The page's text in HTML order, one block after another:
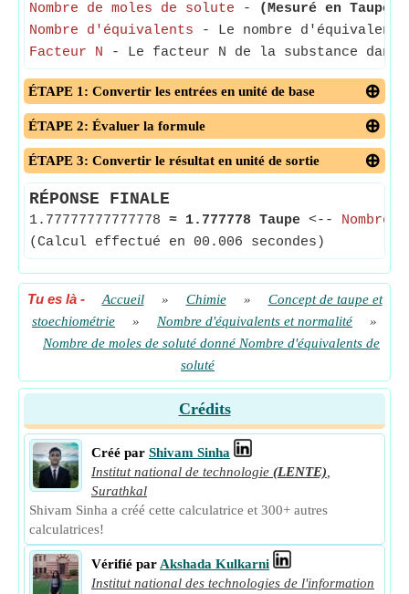
Nombre de moles de solute - (Mesuré en Taupe)
Nombre d'équivalents - Le nombre
Facteur N - Le facteur N de la substance dans
ÉTAPE 1: Convertir les entrées en unité de base
ÉTAPE 2: Évaluer la formule
ÉTAPE 3: Convertir le résultat en unité de sortie
RÉPONSE FINALE
1.77777777777778 ≈ 1.777778 Taupe <-- Nombre
(Calcul effectué en 00.006 secondes)
Tu es là- Accueil » Chimie »
Concept de taupe et
stoechiométrie
» Nombre d'équivalents et normalité
»
Nombre de moles de soluté donné Nombre d'équivalents de
soluté
Crédits
Créé par Shivam Sinha
Institut national de technologie (LENTE)
Surathkal
Shivam Sinha a créé cette calculatrice et 300+ autres
calculatrices!
Vérifié par Akshada Kulkarni
Institut national des technologies de l'information